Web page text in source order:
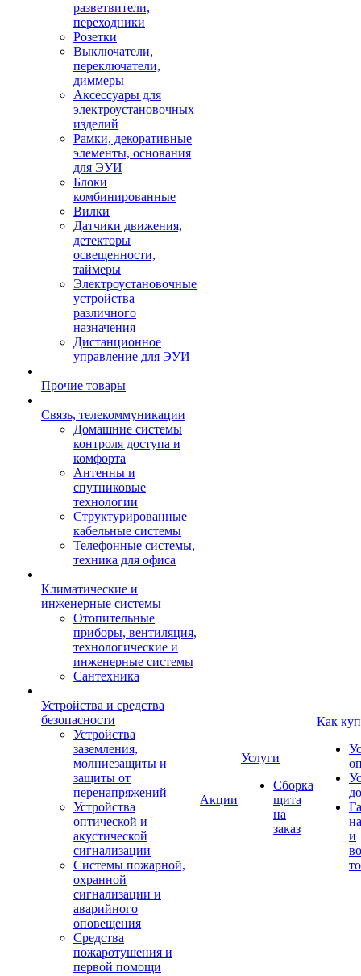
разветвители,
переходники
Розетки
Выключатели,
переключатели,
диммеры
Аксессуары для
электроустановочных
изделий
Рамки, декоративные
элементы, основания
для ЭУИ
Блоки
комбинированные
Вилки
Датчики движения,
детекторы
освещенности,
таймеры
Электроустановочные
устройства
различного
назначения
Дистанционное
управление для ЭУИ
Прочие товары
Связь, телекоммуникации
Домашние системы
контроля доступа и
комфорта
Антенны и
спутниковые
технологии
Структурированные
кабельные системы
Телефонные системы,
техника для офиса
Климатические и
инженерные системы
Отопительные
приборы, вентиляция,
технологические и
инженерные системы
Сантехника
Устройства и средства
безопасности
Устройства
заземления,
молниезащиты и
защиты от
перенапряжений
Устройства
оптической и
акустической
сигнализации
Системы пожарной,
охранной
сигнализации и
аварийного
оповещения
Средства
пожаротушения и
первой помощи
Акции
Услуги
Сборка
щита
на
заказ
Как
и